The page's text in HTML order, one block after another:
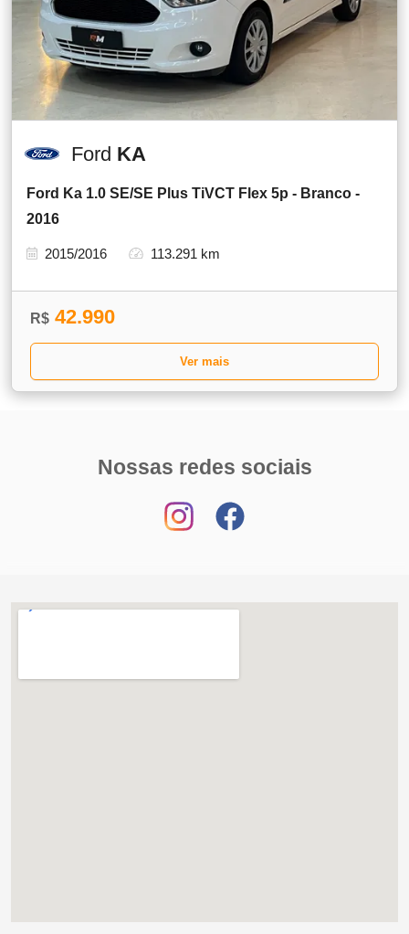
Ford KA
Ford Ka 1.0 SE/SE Plus TiVCT Flex 5p - Branco -
2016
2015/2016 113.291 km
R$ 42.990
Ver mais
Nossas redes sociais